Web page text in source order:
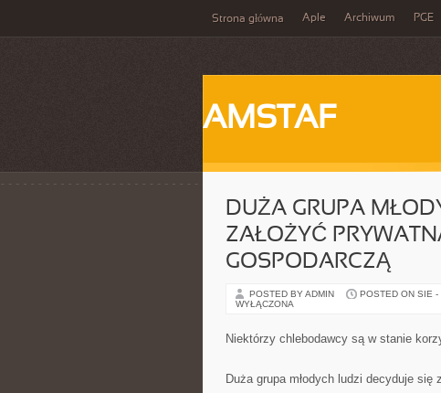
Strona główna Aple Archiwum PGE
AMSTAF
DUŻA GRUPA
ZAŁOŻYĆ
GOSPODARCZĄ
POSTED BY ADMIN POSTED ON SIE -
WYŁĄCZONA
Niektórzy chlebodawcy są w stanie
Duża grupa młodych ludzi decyduje się